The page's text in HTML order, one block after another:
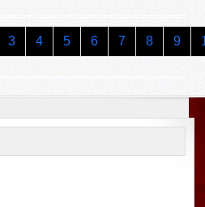
Seite 2 von 12
3 4 5 6 7 8 9